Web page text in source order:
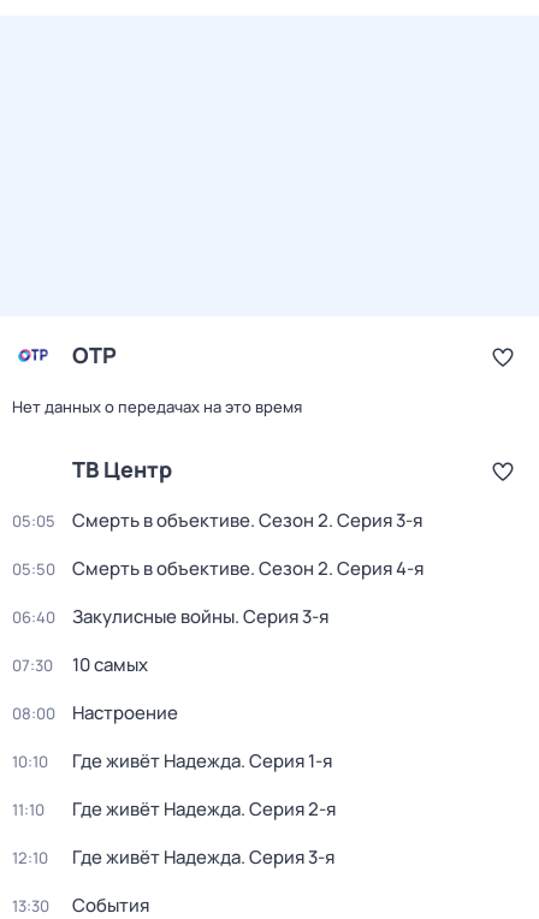
ОТР
Нет данных о передачах на это время
ТВ Центр
05:05 Смерть в объективе. Сезон 2. Серия 3-я
05:50 Смерть в объективе. Сезон 2. Серия 4-я
06:40 Закулисные войны. Серия 3-я
07:30 10 самых
08:00 Настроение
10:10 Где живёт Надежда. Серия 1-я
11:10 Где живёт Надежда. Серия 2-я
12:10 Где живёт Надежда. Серия 3-я
13:30 События